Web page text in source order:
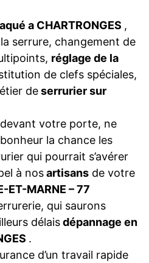
a CHARTRONGES ,
serrure, changement de
réglage de la
de clefs spéciales,
deserrurier sur
votre porte, ne
la chance les
qui pourrait s’avérer
à nosartisans de votre
ET-MARNE – 77
qui saurons
délaisdépannage en
.
d’un travail rapide